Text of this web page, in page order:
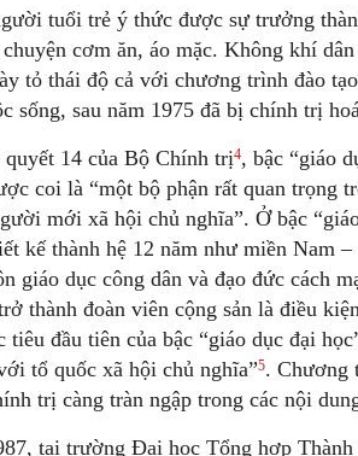
tuổi trẻ ý thức được sự trưởng
cơm ăn, áo mặc. Không khí
tỏ thái độ cả với chương trình đào
sống, sau năm 1975 đã bị chính trị
14 của Bộ Chính trị4, bậc “giáo
coi là “một bộ phận rất quan trọng
mới xã hội chủ nghĩa”. Ở bậc
kế thành hệ 12 năm như miền Nam
giáo dục công dân và đạo đức cách
thành đoàn viên cộng sản là điều
tiêu đầu tiên của bậc “giáo dục đại
tổ quốc xã hội chủ nghĩa”5. Chương
trị càng tràn ngập trong các nội
tại trường Đại học Tổng hợp